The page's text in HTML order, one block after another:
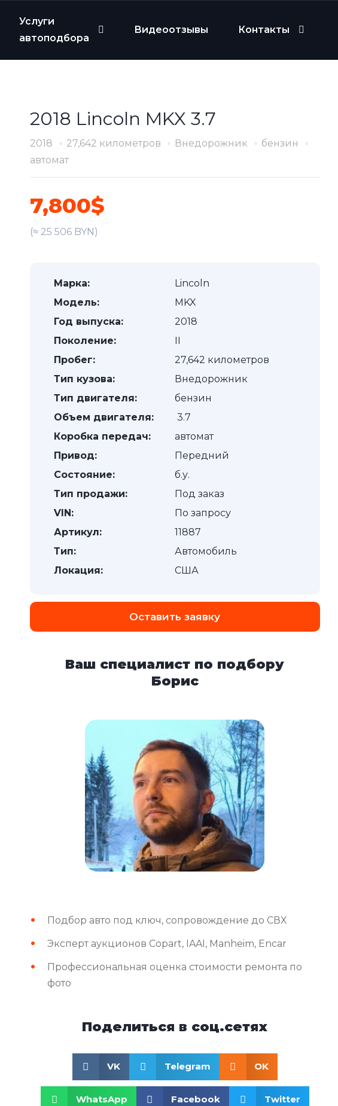
Услуги
автоподбора
Видеоотзывы Контакты
2018 Lincoln MKX 3.7
2018 27,642 километров Внедорожник
бензин
автомат
7,800$
(≈ 25 506 BYN)
Марка:
Lincoln
Модель:
MKX
Год выпуска:
2018
Поколение:
II
Пробег:
27,642 километров
Тип кузова:
Внедорожник
Тип двигателя:
бензин
Объем двигателя:
3.7
Коробка передач:
автомат
Привод:
Передний
Состояние:
б.у.
Тип продажи:
Под заказ
VIN:
По запросу
Артикул:
11887
Тип:
Автомобиль
Локация:
США
Оставить заявку
Ваш специалист по подбору
Борис
Подбор авто под ключ, сопровождение до СВХ
Эксперт аукционов Copart, IAAI, Manheim, Encar
Профессиональная оценка стоимости ремонта по
фото
Поделиться в соц.сетях
VK Telegram OK
WhatsApp Facebook Twitter